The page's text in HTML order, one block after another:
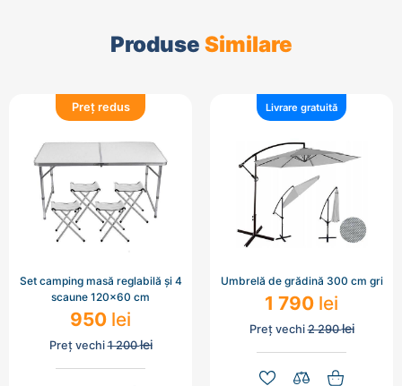
Produse Similare
Preț redus
Set camping masă reglabilă și 4
scaune 120x60 cm
950 lei
Preț vechi1 200lei
Livrare gratuită
Umbrelă de grădină 300 cm gri
1 790 lei
Preț vechi2 290lei